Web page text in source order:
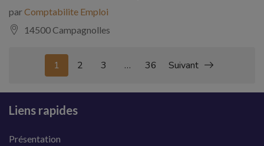
parComptabilite Emploi
14500 Campagnolles
1 2 3 … 36 Suivant
Liens rapides
Présentation